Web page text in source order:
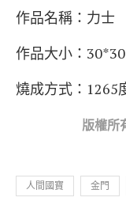
作品名稱：力士
作品大小：
燒成方式：1265
版權所
人間國寶 金門